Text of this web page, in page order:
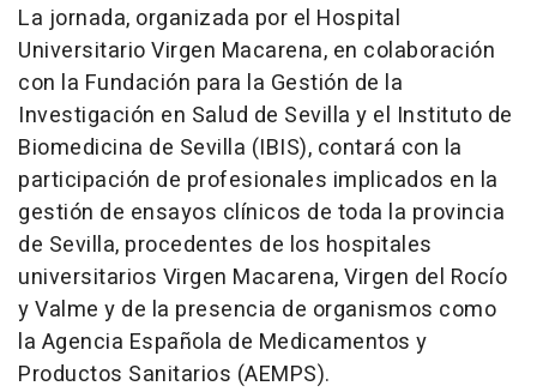
La jornada, organizada por el Hospital
Universitario Virgen Macarena, en colaboración
con la Fundación para la Gestión de la
Investigación en Salud de Sevilla y el Instituto de
Biomedicina de Sevilla (IBIS), contará con la
participación de profesionales implicados en la
gestión de ensayos clínicos de toda la provincia
de Sevilla, procedentes de los hospitales
universitarios Virgen Macarena, Virgen del Rocío
y Valme y de la presencia de organismos como
la Agencia Española de Medicamentos y
Productos Sanitarios (AEMPS).